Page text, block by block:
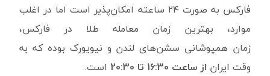
فارکس به صورت ۲۴ ساعته امکان‌پذیر است اما در اغلب
موارد، بهترین زمان معامله طلا در فارکس،
زمان همپوشانی سشن‌های لندن و نیویورک بوده که به
‌وقت ‌ایران از ساعت 16:30 تا 20:30 است.